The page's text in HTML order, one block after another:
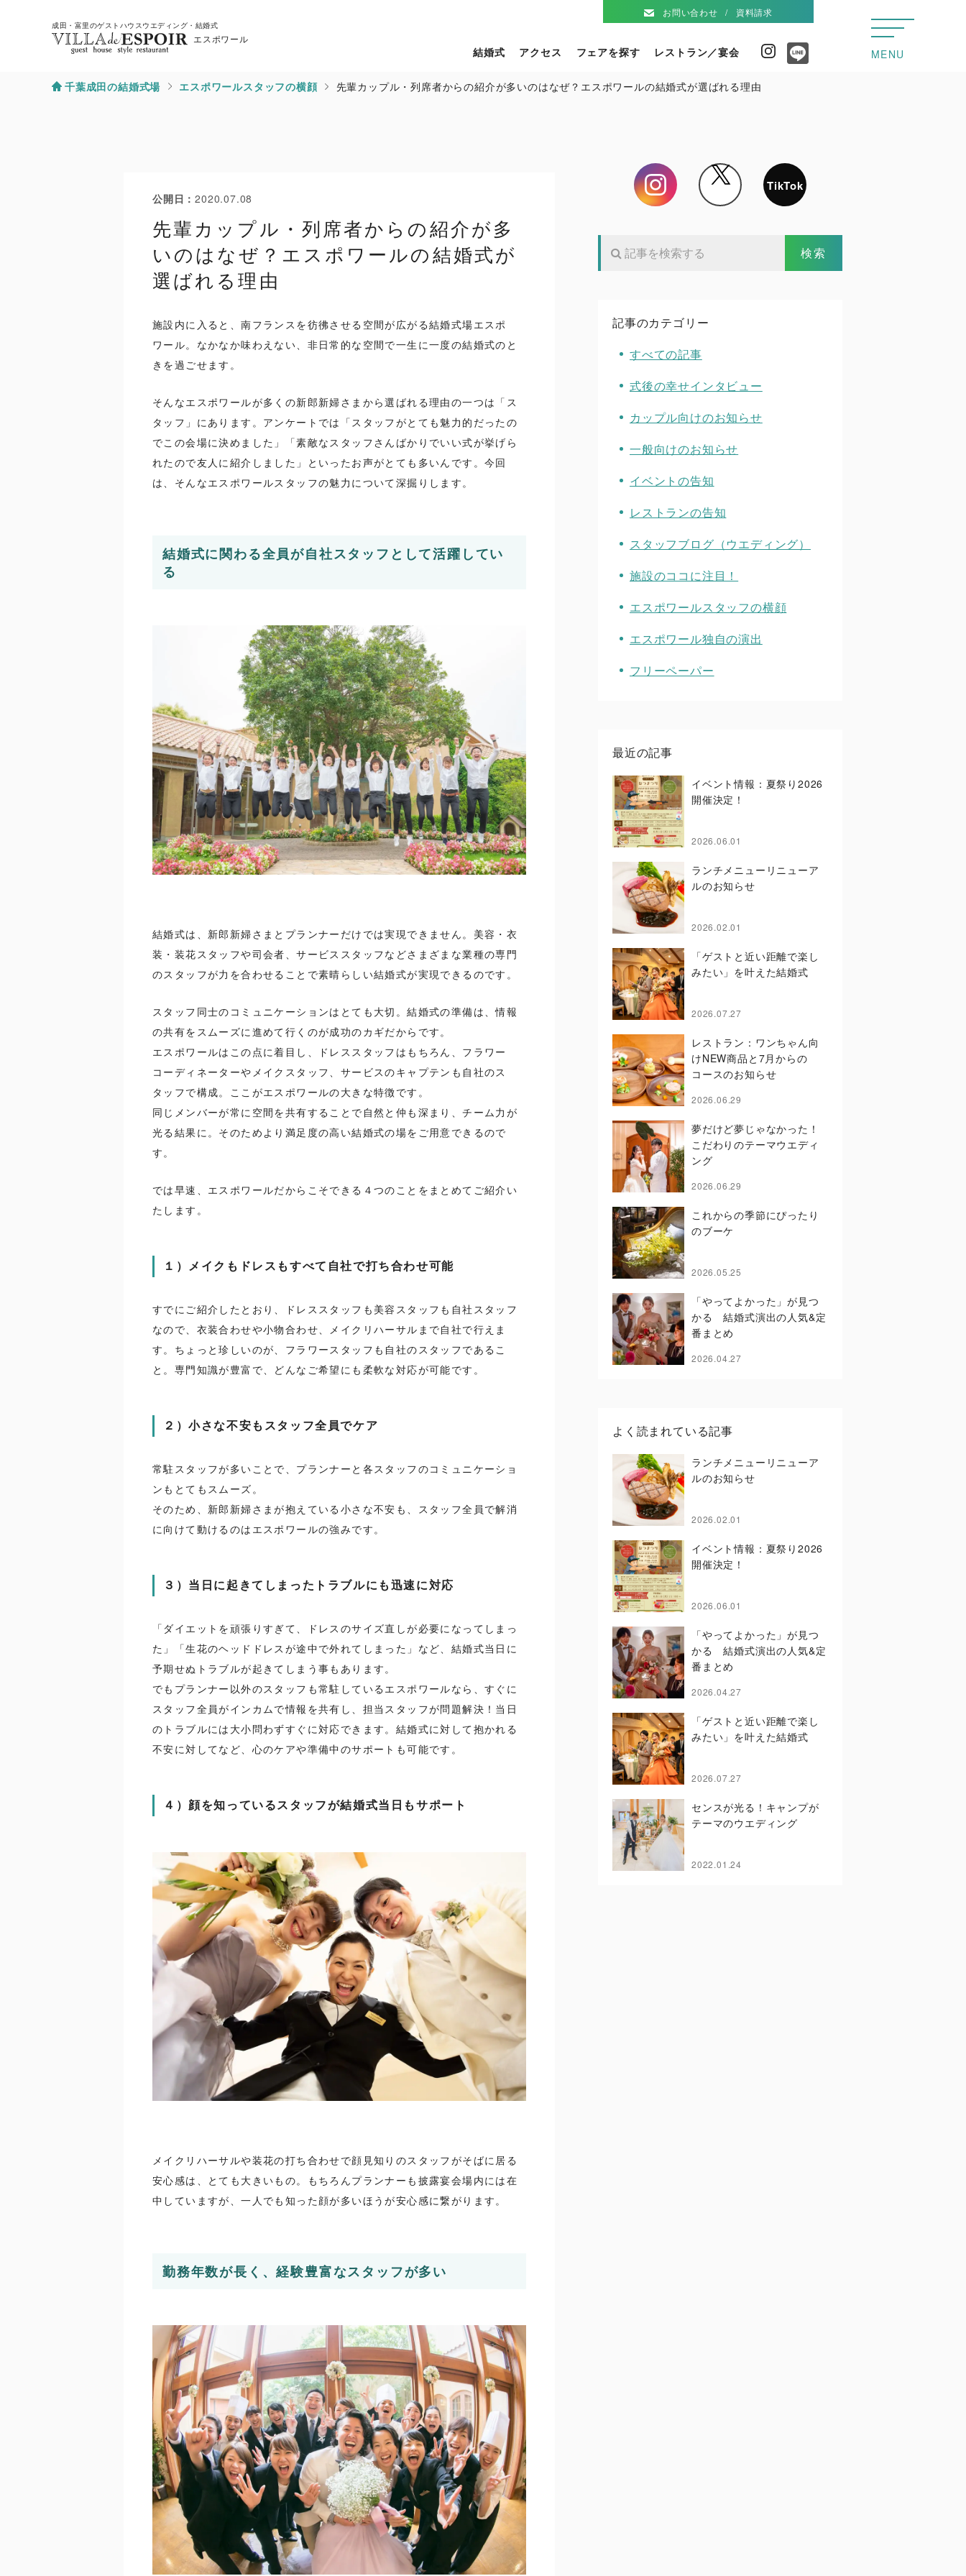
成田・富里のゲストハウスウエディング・結婚式
エスポワール
お問い合わせ 資料請求
結婚式 アクセス フェアを探す レストラン／宴会 Instagram MENU
千葉成田の結婚式場 エスポワールスタッフの横顔 先輩カップル・列席者からの紹介が多いのはなぜ？エスポワールの結婚式が選ばれる理由
公開日 2020.07.08
先輩カップル・列席者からの紹介が多
いのはなぜ？エスポワールの結婚式が
選ばれる理由
施設内に入ると、南フランスを彷彿させる空間が広がる結婚式場エスポ
ワール。なかなか味わえない、非日常的な空間で一生に一度の結婚式のと
きを過ごせます。
そんなエスポワールが多くの新郎新婦さまから選ばれる理由の一つは「ス
タッフ」にあります。アンケートでは「スタッフがとても魅力的だったの
でこの会場に決めました」「素敵なスタッフさんばかりでいい式が挙げら
れたので友人に紹介しました」といったお声がとても多いんです。今回
は、そんなエスポワールスタッフの魅力について深掘りします。
結婚式に関わる全員が自社スタッフとして活躍してい
る
結婚式は、新郎新婦さまとプランナーだけでは実現できません。美容・衣
装・装花スタッフや司会者、サービススタッフなどさまざまな業種の専門
のスタッフが力を合わせることで素晴らしい結婚式が実現できるのです。
スタッフ同士のコミュニケーションはとても大切。結婚式の準備は、情報
の共有をスムーズに進めて行くのが成功のカギだからです。
エスポワールはこの点に着目し、ドレススタッフはもちろん、フラワー
コーディネーターやメイクスタッフ、サービスのキャプテンも自社のス
タッフで構成。ここがエスポワールの大きな特徴です。
同じメンバーが常に空間を共有することで自然と仲も深まり、チーム力が
光る結果に。そのためより満足度の高い結婚式の場をご用意できるので
す。
では早速、エスポワールだからこそできる４つのことをまとめてご紹介い
たします。
１）メイクもドレスもすべて自社で打ち合わせ可能
すでにご紹介したとおり、ドレススタッフも美容スタッフも自社スタッフ
なので、衣装合わせや小物合わせ、メイクリハーサルまで自社で行えま
す。ちょっと珍しいのが、フラワースタッフも自社のスタッフであるこ
と。専門知識が豊富で、どんなご希望にも柔軟な対応が可能です。
２）小さな不安もスタッフ全員でケア
常駐スタッフが多いことで、プランナーと各スタッフのコミュニケーショ
ンもとてもスムーズ。
そのため、新郎新婦さまが抱えている小さな不安も、スタッフ全員で解消
に向けて動けるのはエスポワールの強みです。
３）当日に起きてしまったトラブルにも迅速に対応
「ダイエットを頑張りすぎて、ドレスのサイズ直しが必要になってしまっ
た」「生花のヘッドドレスが途中で外れてしまった」など、結婚式当日に
予期せぬトラブルが起きてしまう事もあります。
でもプランナー以外のスタッフも常駐しているエスポワールなら、すぐに
スタッフ全員がインカムで情報を共有し、担当スタッフが問題解決！当日
のトラブルには大小問わずすぐに対応できます。結婚式に対して抱かれる
不安に対してなど、心のケアや準備中のサポートも可能です。
４）顔を知っているスタッフが結婚式当日もサポート
メイクリハーサルや装花の打ち合わせで顔見知りのスタッフがそばに居る
安心感は、とても大きいもの。もちろんプランナーも披露宴会場内には在
中していますが、一人でも知った顔が多いほうが安心感に繋がります。
勤務年数が長く、経験豊富なスタッフが多い
Instagram
TikTok
記事のカテゴリー
すべての記事
式後の幸せインタビュー
カップル向けのお知らせ
一般向けのお知らせ
イベントの告知
レストランの告知
スタッフブログ（ウエディング）
施設のココに注目！
エスポワールスタッフの横顔
エスポワール独自の演出
フリーペーパー
最近の記事
イベント情報：夏祭り2026
開催決定！
2026.06.01
ランチメニューリニューア
ルのお知らせ
2026.02.01
「ゲストと近い距離で楽し
みたい」を叶えた結婚式
2026.07.27
レストラン：ワンちゃん向
けNEW商品と7月からの
コースのお知らせ
2026.06.29
夢だけど夢じゃなかった！
こだわりのテーマウエディ
ング
2026.06.29
これからの季節にぴったり
のブーケ
2026.05.25
「やってよかった」が見つ
かる 結婚式演出の人気&定
番まとめ
2026.04.27
よく読まれている記事
ランチメニューリニューア
ルのお知らせ
2026.02.01
イベント情報：夏祭り2026
開催決定！
2026.06.01
「やってよかった」が見つ
かる 結婚式演出の人気&定
番まとめ
2026.04.27
「ゲストと近い距離で楽し
みたい」を叶えた結婚式
2026.07.27
センスが光る！キャンプが
テーマのウエディング
2022.01.24